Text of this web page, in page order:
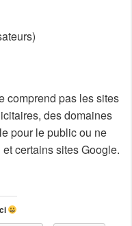
comprend pas les sites
des domaines
pour le public ou ne
certains sites Google.